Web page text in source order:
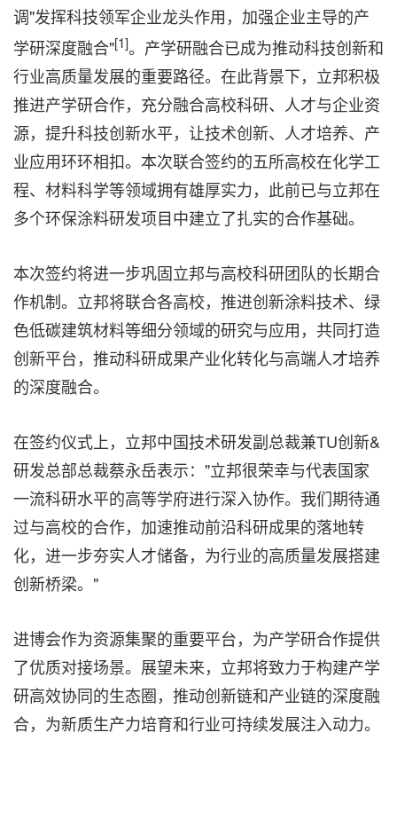
调"发挥科技领军企业龙头作用，加强企业主导的产
学研深度融合"[1]。产学研融合已成为推动科技创新和
行业高质量发展的重要路径。在此背景下，立邦积极
推进产学研合作，充分融合高校科研、人才与企业资
源，提升科技创新水平，让技术创新、人才培养、产
业应用环环相扣。本次联合签约的五所高校在化学工
程、材料科学等领域拥有雄厚实力，此前已与立邦在
多个环保涂料研发项目中建立了扎实的合作基础。
本次签约将进一步巩固立邦与高校科研团队的长期合
作机制。立邦将联合各高校，推进创新涂料技术、绿
色低碳建筑材料等细分领域的研究与应用，共同打造
创新平台，推动科研成果产业化转化与高端人才培养
的深度融合。
在签约仪式上，立邦中国技术研发副总裁兼TU创新&
研发总部总裁蔡永岳表示："立邦很荣幸与代表国家
一流科研水平的高等学府进行深入协作。我们期待通
过与高校的合作，加速推动前沿科研成果的落地转
化，进一步夯实人才储备，为行业的高质量发展搭建
创新桥梁。"
进博会作为资源集聚的重要平台，为产学研合作提供
了优质对接场景。展望未来，立邦将致力于构建产学
研高效协同的生态圈，推动创新链和产业链的深度融
合，为新质生产力培育和行业可持续发展注入动力。